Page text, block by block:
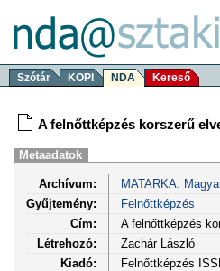
Szótár KOPI NDA Kereső
A felnőttképzés korszerű
Metaadatok
Archívum:
MATARKA:
Gyűjtemény:
Felnőttképzés
Cím:
A felnőttképzés
Létrehozó:
Zachár László
Kiadó:
Felnőttképzés